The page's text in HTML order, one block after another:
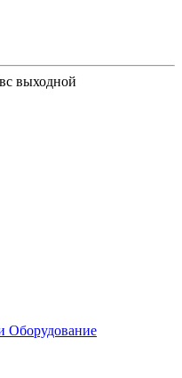
выходной
Оборудование